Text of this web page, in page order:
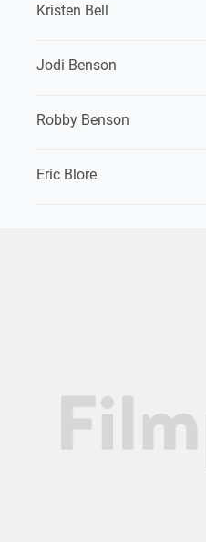
Kristen Bell
Jodi Benson
Robby Benson
Eric Blore